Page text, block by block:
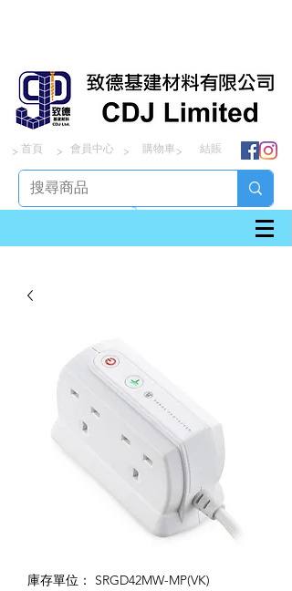
> > > >
首頁 會員中心 購物車 結賬
庫存單位： SRGD42MW-MP(VK)